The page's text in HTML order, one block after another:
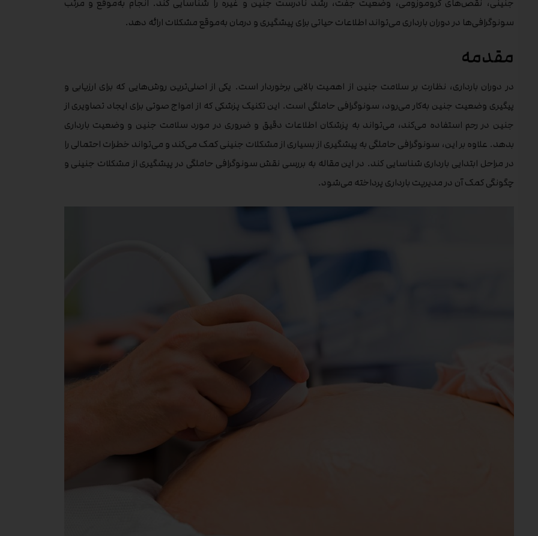
جنینی، نقص‌های کروموزومی، وضعیت جفت، رشد نادرست جنین و غیره را شناسایی کند. انجام به‌موقع و مرتب
سونوگرافی‌ها در دوران بارداری می‌تواند اطلاعات حیاتی برای پیشگیری و درمان به‌موقع مشکلات ارائه دهد.
مقدمه
در دوران بارداری، نظارت بر سلامت جنین از اهمیت بالایی برخوردار است. یکی از اصلی‌ترین روش‌هایی که برای ارزیابی و
پیگیری وضعیت جنین به‌کار می‌رود، سونوگرافی حاملگی است. این تکنیک پزشکی که از امواج صوتی برای ایجاد تصاویری از
جنین در رحم استفاده می‌کند، می‌تواند به پزشکان اطلاعات دقیق و ضروری در مورد سلامت جنین و وضعیت بارداری
بدهد. علاوه بر این، سونوگرافی حاملگی به پیشگیری از بسیاری از مشکلات جنینی کمک می‌کند و می‌تواند خطرات احتمالی را
در مراحل ابتدایی بارداری شناسایی کند. در این مقاله به بررسی نقش سونوگرافی حاملگی در پیشگیری از مشکلات جنینی و
چگونگی کمک آن در مدیریت بارداری پرداخته می‌شود.